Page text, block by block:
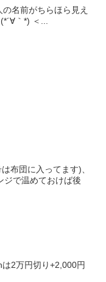
ますよ。2回目がベストの記録でそのあとが集中が切れてもうだめぽ。とりあえずmattさんに勝った(*´∀｀*) ＜...
ジで温めておけば後
2万円切り+2,000円